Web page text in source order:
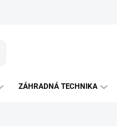
ZÁHRADNÁ TECHNIKA